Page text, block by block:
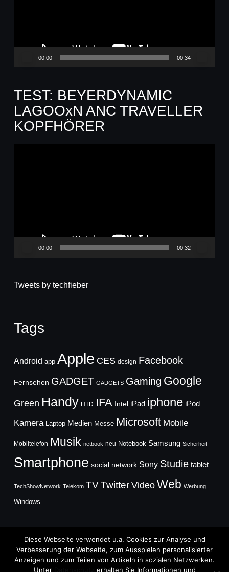
00:00 00:34
TEST: BEYERDYNAMIC
LAGOOxN ANC TRAVELLER
KOPFHÖRER
00:00 00:32
Tweets by techfieber
Tags
Android app Apple CES design Facebook
Fernsehen GADGET GADGETS Gaming Google
Green Handy HTD IFA Intel iPad iphone iPod
Kamera Laptop Medien Messe Microsoft Mobile
Mobiltelefon Musik netbook neu Notebook Samsung Sicherheit
Smartphone social network Sony Studie tablet
TechShowNetwork Telekom TVTwitter Video Web Werbung
Windows
Copyright © 2026
Diese Webseite verwendet u.a. Cookies zur Analyse und
Verbesserung der Webseite, zum Ausspielen personalisierter
Anzeigen und zum Teilen von Artikeln in sozialen Netzwerken.
Unter
erhalten Sie Informationen und